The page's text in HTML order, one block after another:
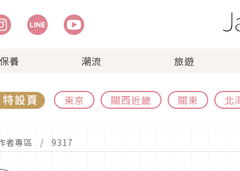
養 潮流 旅遊
東京 關西近畿 關東 北
者專區 9317